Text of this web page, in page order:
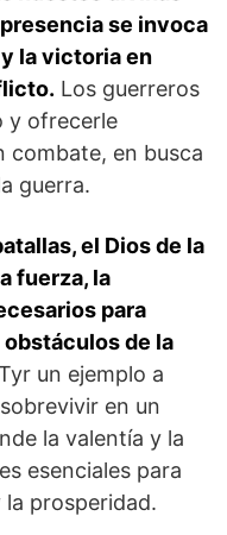
se invoca
la victoria en
Los guerreros
y ofrecerle
combate, en busca
guerra.
el Dios de la
fuerza, la
para
de la
un ⁣ejemplo a
en un
la valentía y la
esenciales‍ para
prosperidad.